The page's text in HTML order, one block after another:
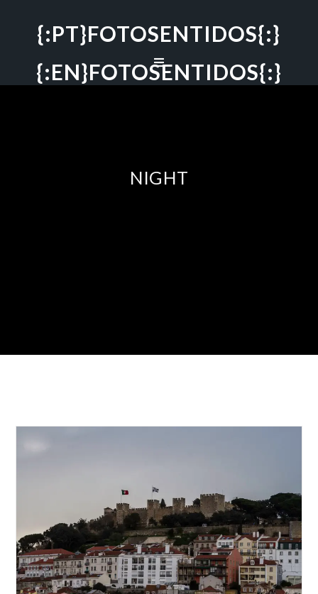
{:PT}FOTOSENTIDOS{:}
{:EN}FOTOSENTIDOS{:}
NIGHT